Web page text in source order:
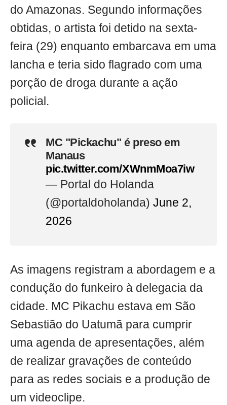
do Amazonas. Segundo informações
obtidas, o artista foi detido na sexta-
feira (29) enquanto embarcava em uma
lancha e teria sido flagrado com uma
porção de droga durante a ação
policial.
MC "Pickachu" é preso em
Manaus
pic.twitter.com/XWnmMoa7iw
— Portal do Holanda
(@portaldoholanda) June 2,
2026
As imagens registram a abordagem e a
condução do funkeiro à delegacia da
cidade. MC Pikachu estava em São
Sebastião do Uatumã para cumprir
uma agenda de apresentações, além
de realizar gravações de conteúdo
para as redes sociais e a produção de
um videoclipe.